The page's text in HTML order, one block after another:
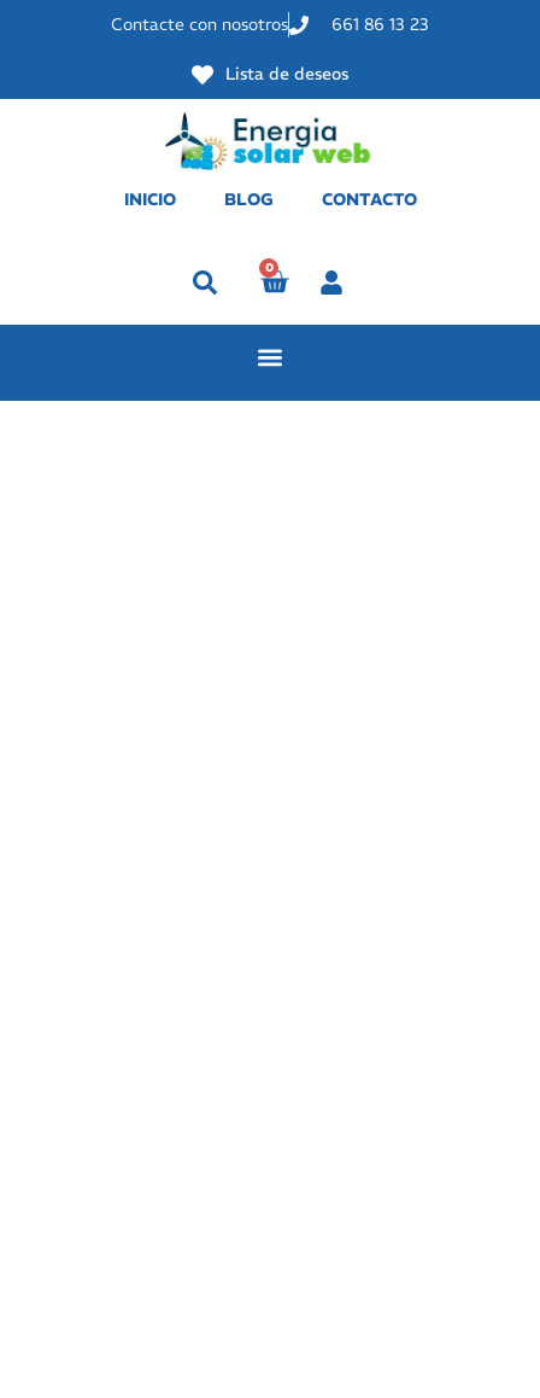
Contacte con nosotros 661 86 13 23
Lista de deseos
INICIO BLOG CONTACTO
0